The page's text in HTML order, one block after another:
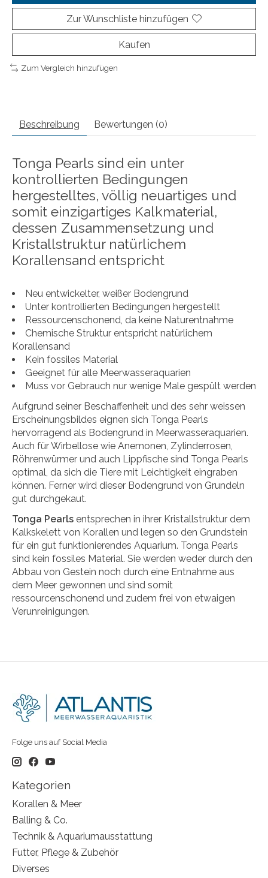
Zur Wunschliste hinzufügen
Kaufen
Zum Vergleich hinzufügen
Beschreibung Bewertungen (0)
Tonga Pearls sind ein unter
kontrollierten Bedingungen
hergestelltes, völlig neuartiges und
somit einzigartiges Kalkmaterial,
dessen Zusammensetzung und
Kristallstruktur natürlichem
Korallensand entspricht
Neu entwickelter, weißer Bodengrund
Unter kontrollierten Bedingungen hergestellt
Ressourcenschonend, da keine Naturentnahme
Chemische Struktur entspricht natürlichem
Korallensand
Kein fossiles Material
Geeignet für alle Meerwasseraquarien
Muss vor Gebrauch nur wenige Male gespült werden
Aufgrund seiner Beschaffenheit und des sehr weissen
Erscheinungsbildes eignen sich Tonga Pearls
hervorragend als Bodengrund in Meerwasseraquarien.
Auch für Wirbellose wie Anemonen, Zylinderrosen,
Röhrenwürmer und auch Lippfische sind Tonga Pearls
optimal, da sich die Tiere mit Leichtigkeit eingraben
können. Ferner wird dieser Bodengrund von Grundeln
gut durchgekaut.
Tonga Pearls entsprechen in ihrer Kristallstruktur dem
Kalkskelett von Korallen und legen so den Grundstein
für ein gut funktionierendes Aquarium. Tonga Pearls
sind kein fossiles Material. Sie werden weder durch den
Abbau von Gestein noch durch eine Entnahme aus
dem Meer gewonnen und sind somit
ressourcenschonend und zudem frei von etwaigen
Verunreinigungen.
Folge uns auf Social Media
Kategorien
Korallen & Meer
Balling & Co.
Technik & Aquariumausstattung
Futter, Pflege & Zubehör
Diverses